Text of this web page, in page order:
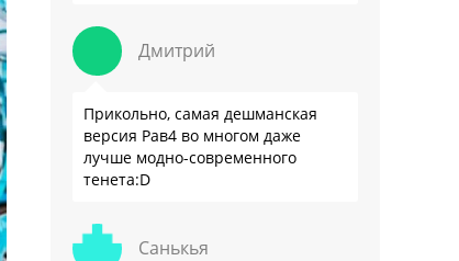
Дмитрий
Прикольно, самая дешманская
версия Рав4 во многом даже
лучше модно-современного
тенета:D
Санькья